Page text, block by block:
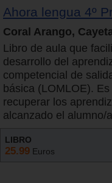
Ahora lengua 4º
Coral Arango,
Libro de aula que
desarrollo del
competencial de
básica (LOMLOE).
recuperar los
alcanzado el alumno/
LIBRO
25.99 Euros